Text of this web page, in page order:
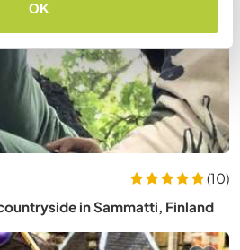
OK
(10)
in Sammatti, Finland